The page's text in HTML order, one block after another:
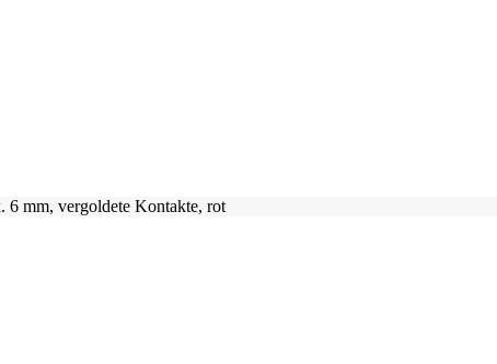
6 mm, vergoldete Kontakte, rot